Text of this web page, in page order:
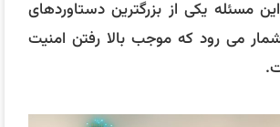
مسئله یکی از بزرگترین دستاوردهای
می رود که موجب بالا رفتن امنیت